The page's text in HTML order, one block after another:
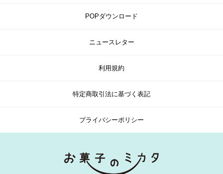
POPダウンロード
ニュースレター
利用規約
特定商取引法に基づく表記
プライバシーポリシー